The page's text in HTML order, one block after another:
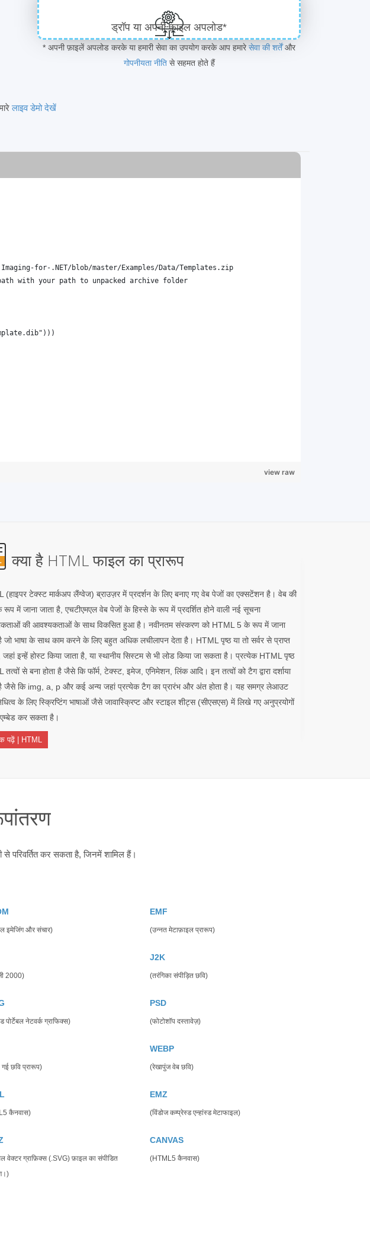
ड्रॉप या अपनी फ़ाइल अपलोड*
* अपनी फ़ाइलें अपलोड करके या हमारी सेवा का उपयोग करके आप हमारेसेवा की शर्तेंऔर
गोपनीयता नीतिसे सहमत होते हैं
लाइव डेमो देखें
view raw
क्या है HTML फाइल का प्रारूप
(हाइपर टेक्स्ट मार्कअप लैंग्वेज) ब्राउज़र में प्रदर्शन के लिए बनाए गए वेब पेजों का एक्सटेंशन है। वेब की
रूप में जाना जाता है, एचटीएमएल वेब पेजों के हिस्से के रूप में प्रदर्शित होने वाली नई सूचना
की आवश्यकताओं के साथ विकसित हुआ है। नवीनतम संस्करण को HTML 5 के रूप में जाना
जो भाषा के साथ काम करने के लिए बहुत अधिक लचीलापन देता है। HTML पृष्ठ या तो सर्वर से प्राप्त
जहां इन्हें होस्ट किया जाता है, या स्थानीय सिस्टम से भी लोड किया जा सकता है। प्रत्येक HTML पृष्ठ
तत्वों से बना होता है जैसे कि फॉर्म, टेक्स्ट, इमेज, एनिमेशन, लिंक आदि। इन तत्वों को टैग द्वारा दर्शाया
जैसे कि img, a, p और कई अन्य जहां प्रत्येक टैग का प्रारंभ और अंत होता है। यह समग्र लेआउट
के लिए स्क्रिप्टिंग भाषाओं जैसे जावास्क्रिप्ट और स्टाइल शीट्स (सीएसएस) में लिखे गए अनुप्रयोगों
कर सकता है।
पढ़ें | HTML
परिवर्तित कर सकता है, जिनमें शामिल हैं।
इमेजिंग और संचार)
EMF
(उन्नत मेटाफ़ाइल प्रारूप)
2000)
J2K
(तरंगिका संपीड़ित छवि)
पोर्टेबल नेटवर्क ग्राफिक्स)
PSD
(फोटोशॉप दस्तावेज़)
छवि प्रारूप)
WEBP
(रेखापुंज वेब छवि)
कैनवास)
EMZ
(विंडोज कम्प्रेस्ड एन्हांस्ड मेटाफाइल)
वेक्टर ग्राफ़िक्स (.SVG) फ़ाइल का संपीडित
CANVAS
(HTML5 कैनवास)